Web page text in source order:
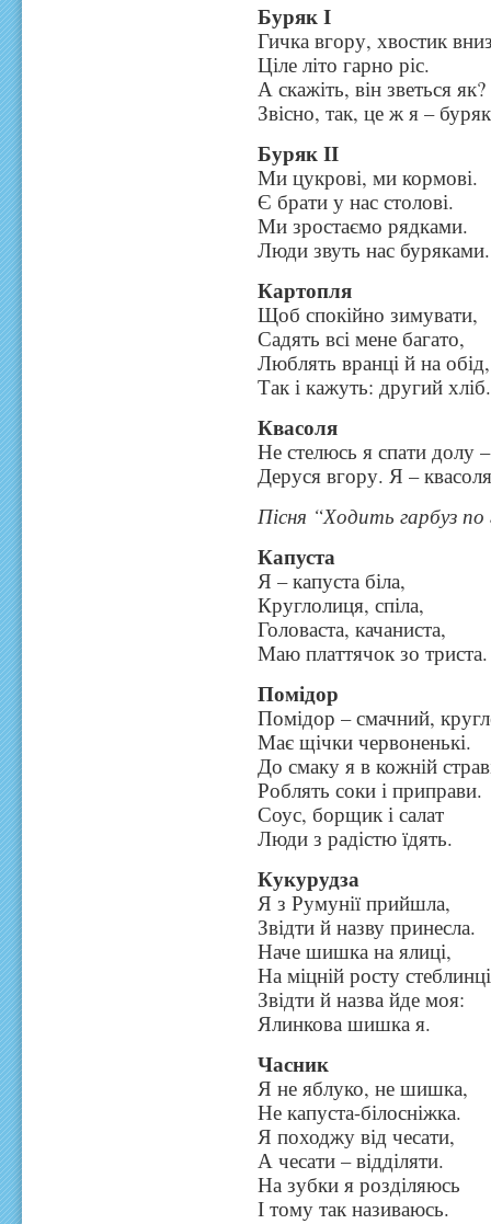
Буряк І
Гичка вгору, хвостик
Ціле літо гарно ріс.
А скажіть, він зветься як?
Звісно, так, це ж я –
Буряк ІІ
Ми цукрові, ми кормові.
Є брати у нас столові.
Ми зростаємо рядками.
Люди звуть нас буряками.
Картопля
Щоб спокійно зимувати,
Садять всі мене багато,
Люблять вранці й на обід,
Так і кажуть: другий хліб.
Квасоля
Не стелюсь я спати долу –
Деруся вгору. Я –
Пісня “Ходить гарбуз по
Капуста
Я – капуста біла,
Круглолиця, спіла,
Головаста, качаниста,
Маю платтячок зо триста.
Помідор
Помідор – смачний,
Має щічки червоненькі.
До смаку я в кожній
Роблять соки і приправи.
Соус, борщик і салат
Люди з радістю їдять.
Кукурудза
Я з Румунії прийшла,
Звідти й назву принесла.
Наче шишка на ялиці,
На міцній росту
Звідти й назва йде моя:
Ялинкова шишка я.
Часник
Я не яблуко, не шишка,
Не капуста-білосніжка.
Я походжу від чесати,
А чесати – відділяти.
На зубки я розділяюсь
І тому так називаюсь.